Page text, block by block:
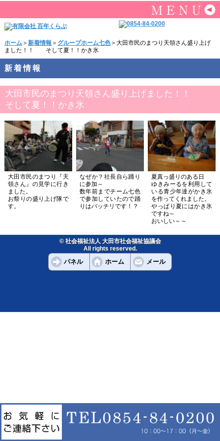
ホーム＞ 新着情報 ＞ グループホーム七色＞大田市民のまつり天領さん盛り上げ
ました！！ そして夏！！かき氷
新着情報
大田市民のまつり天領さん盛り上げました！！
そして夏！！かき氷
大田市民のまつり『天
領さん』の見学に行き
ました。
お祭りの盛り上げ隊で
す。
なぜか？社長自ら踊り
に参加～
数年前までチーム七色
で参加していたので踊
りはバッチリです！？
夏真っ盛りのある日
ゆきみーるを利用して
いる青少年達がかき氷
を作ってくれました。
やっぱり夏にはかき氷
ですね～
おいしい～～
© 社会福祉法人 大田市社会福祉協議会
All rights reserved.
パネル
ホーム メール